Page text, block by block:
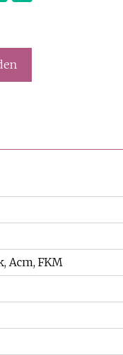
Acm, FKM